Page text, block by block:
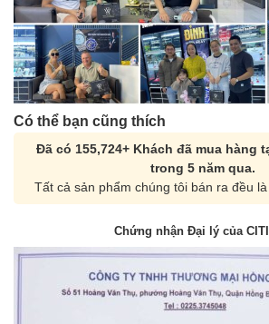
Có thể bạn cũng thích
Đã có 155,724+ Khách đã mua hàng
trong 5 năm qua.
Tất cả sản phẩm chúng tôi bán ra đều
Chứng nhận Đại lý của